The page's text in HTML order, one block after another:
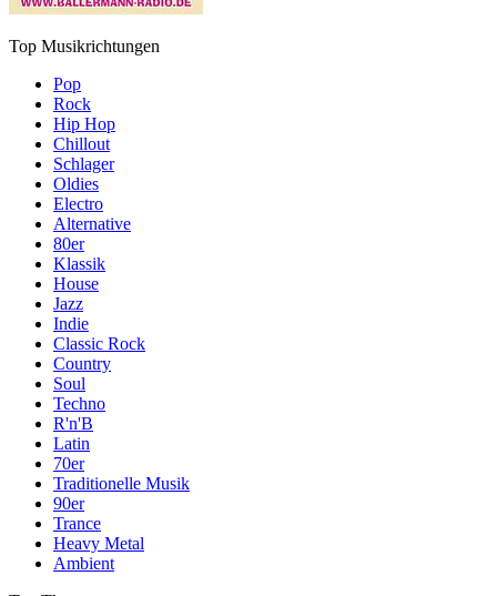
Top Musikrichtungen
Pop
Rock
Hip Hop
Chillout
Schlager
Oldies
Electro
Alternative
80er
Klassik
House
Jazz
Indie
Classic Rock
Country
Soul
Techno
R'n'B
Latin
70er
Traditionelle Musik
90er
Trance
Heavy Metal
Ambient